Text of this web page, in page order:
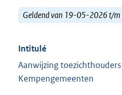
Geldend van 19-05-2026 t/m
Intitulé
Aanwijzing
Kempengemeenten